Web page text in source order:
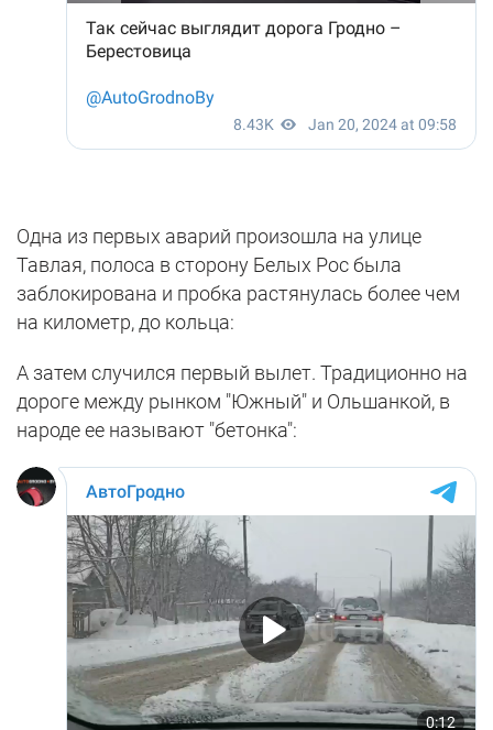
Одна из первых аварий произошла на улице
Тавлая, полоса в сторону Белых Рос была
заблокирована и пробка растянулась более чем
на километр, до кольца:
А затем случился первый вылет. Традиционно на
дороге между рынком "Южный" и Ольшанкой, в
народе ее называют "бетонка":